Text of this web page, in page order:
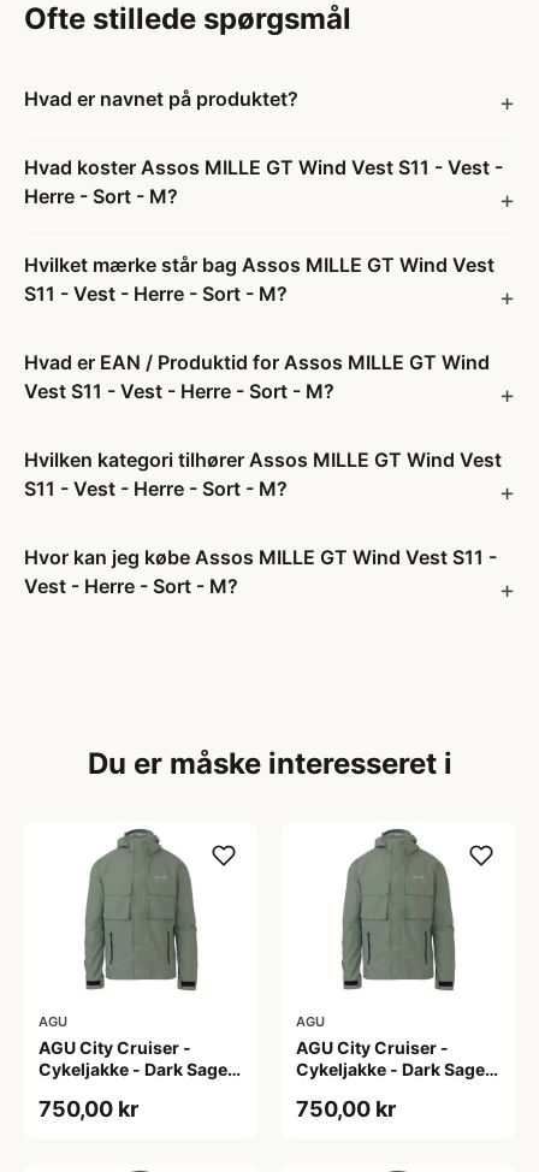
Ofte stillede spørgsmål
Hvad er navnet på produktet?
Hvad koster Assos MILLE GT Wind Vest S11 - Vest -
Herre - Sort - M?
Hvilket mærke står bag Assos MILLE GT Wind Vest
S11 - Vest - Herre - Sort - M?
Hvad er EAN / Produktid for Assos MILLE GT Wind
Vest S11 - Vest - Herre - Sort - M?
Hvilken kategori tilhører Assos MILLE GT Wind Vest
S11 - Vest - Herre - Sort - M?
Hvor kan jeg købe Assos MILLE GT Wind Vest S11 -
Vest - Herre - Sort - M?
Du er måske interesseret i
AGU
AGU City Cruiser -
Cykeljakke - Dark Sage -
750,00 kr
AGU
AGU City Cruiser -
Cykeljakke - Dark Sage -
750,00 kr